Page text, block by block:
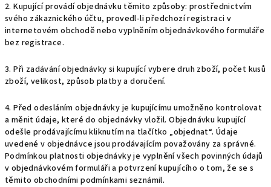
2. Kupující provádí objednávku těmito způsoby: prostřednictvím
svého zákaznického účtu, provedl-li předchozí registraci v
internetovém obchodě nebo vyplněním objednávkového formuláře
bez registrace.
3. Při zadávání objednávky si kupující vybere druh zboží, počet kusů
zboží, velikost, způsob platby a doručení.
4. Před odesláním objednávky je kupujícímu umožněno kontrolovat
a měnit údaje, které do objednávky vložil. Objednávku kupující
odešle prodávajícímu kliknutím na tlačítko „objednat“. Údaje
uvedené v objednávce jsou prodávajícím považovány za správné.
Podmínkou platnosti objednávky je vyplnění všech povinných údajů
v objednávkovém formuláři a potvrzení kupujícího o tom, že se s
těmito obchodními podmínkami seznámil.